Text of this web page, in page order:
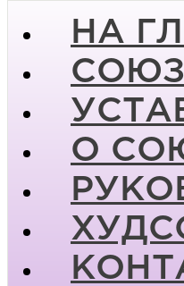
НА
О